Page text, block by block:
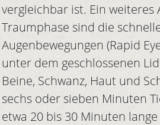
vergleichbar ist. Ein weiteres
Traumphase sind die
Augenbewegungen (Rapid
unter dem geschlossenen
Beine, Schwanz, Haut und
sechs oder sieben Minuten
etwa 20 bis 30 Minuten